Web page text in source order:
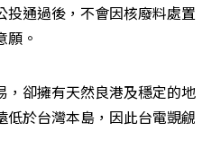
投通過後，不會因核廢料處置
願。
，卻擁有天然良港及穩定的地
於台灣本島，因此台電覬覦